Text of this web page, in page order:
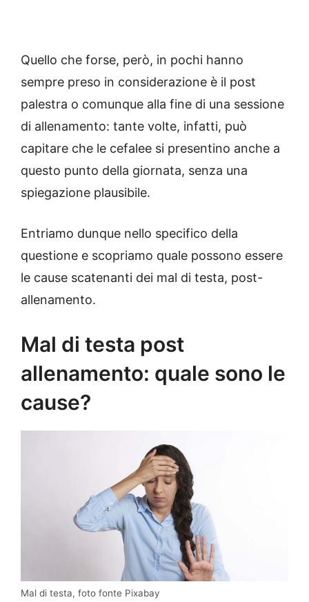
Quello che forse, però, in pochi hanno
sempre preso in considerazione è il post
palestra o comunque alla fine di una sessione
di allenamento: tante volte, infatti, può
capitare che le cefalee si presentino anche a
questo punto della giornata, senza una
spiegazione plausibile.
Entriamo dunque nello specifico della
questione e scopriamo quale possono essere
le cause scatenanti dei mal di testa, post-
allenamento.
Mal di testa post
allenamento: quale sono le
cause?
Mal di testa, foto fonte Pixabay